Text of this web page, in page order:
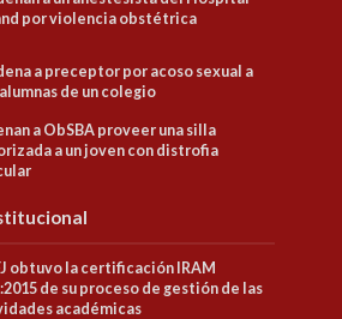
por violencia obstétrica
a preceptor por acoso sexual a
de un colegio
a ObSBA proveer una silla
a un joven con distrofia
obtuvo la certificación IRAM
de su proceso de gestión de las
académicas